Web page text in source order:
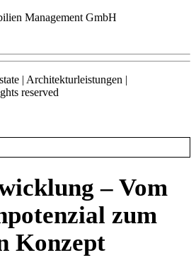
Management GmbH
| Architekturleistungen |
reserved
– Vom
zum
Konzept